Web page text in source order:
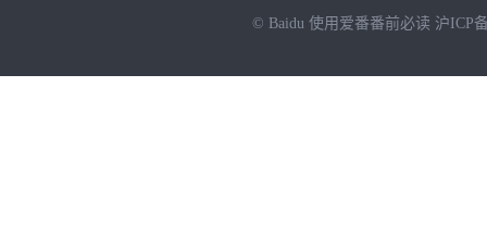
© Baidu 使用爱番番前必读 沪ICP